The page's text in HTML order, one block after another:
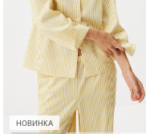
НОВИНКА